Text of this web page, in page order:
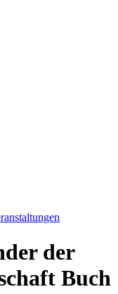
der
Buch